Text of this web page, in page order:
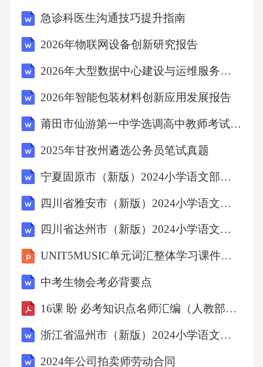
急诊科医生沟通技巧提升指南
2026年物联网设备创新研究报告
2026年大型数据中心建设与运维服务合同三篇
2026年智能包装材料创新应用发展报告
莆田市仙游第一中学选调高中教师考试真题2025
2025年甘孜州遴选公务员笔试真题
宁夏固原市（新版）2024小学语文部编版期末(疯狂进步)完整试卷（含答案）
四川省雅安市（新版）2024小学语文部编版单元测试(记忆加深)完整试卷（含答案）
四川省达州市（新版）2024小学语文部编版阶段练习(复习)完整试卷（含答案）
UNIT5MUSIC单元词汇整体学习课件高中英语人教版必修第二册
中考生物会考必背要点
16课 盼 必考知识点名师汇编（人教部编版）
浙江省温州市（新版）2024小学语文部编版专题练习(难点扫除)完整试卷（含答案）
2024年公司拍卖师劳动合同